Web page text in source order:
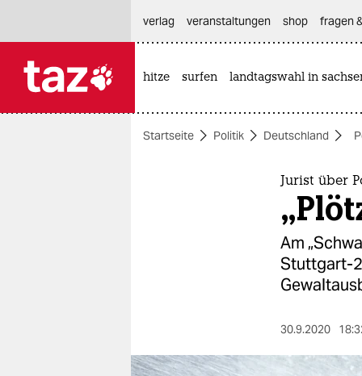
themen
berlin
verlag
veranstaltungen shop fragen
hitze surfen landtagswahl in
Startseite Politik Deutschland
Jurist über
Am
Stuttgart-
30.9.2020